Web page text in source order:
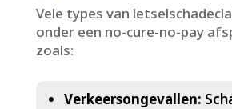
Vele types van
onder een no-cure-no-pay
zoals:
Verkeersongevallen: